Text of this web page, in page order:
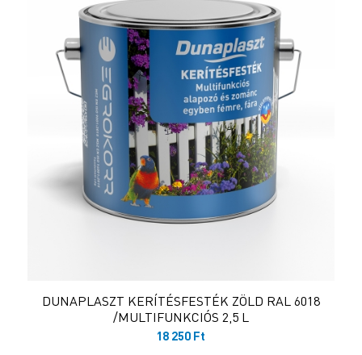
DUNAPLASZT KERÍTÉSFESTÉK ZÖLD RAL 6018
/MULTIFUNKCIÓS 2,5 L
18 250 Ft